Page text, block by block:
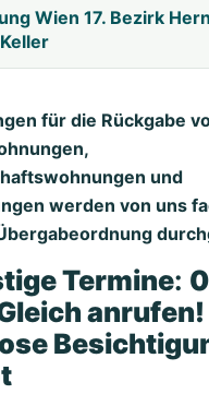
Wien 17. Bezirk
für die Rückgabe
und
werden von uns
Termine:
anrufen!